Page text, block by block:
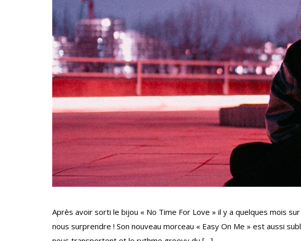
Après avoir sorti le bijou « No Time For Love » il y a quelques mois sur
nous surprendre ! Son nouveau morceau « Easy On Me » est aussi